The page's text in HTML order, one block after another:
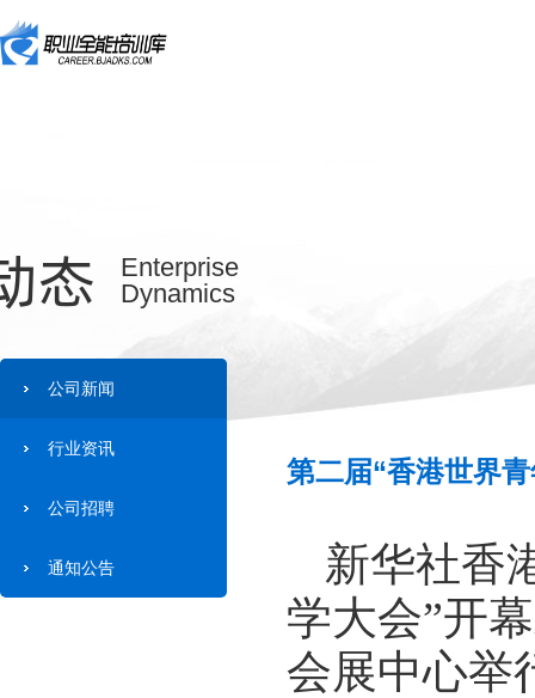
态
Enterprise
Dynamics
公司新闻
行业资讯
公司招聘
通知公告
第二届“香港世界
新华社香
学大会”开
会展中心举